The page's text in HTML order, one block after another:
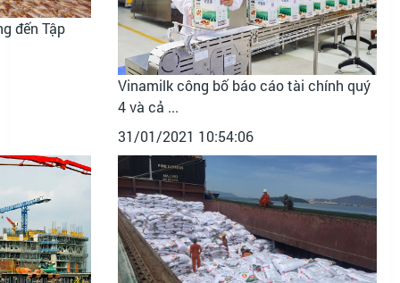
đến Tập
Vinamilk công bố báo cáo tài chính quý
4 và cả ...
31/01/2021 10:54:06